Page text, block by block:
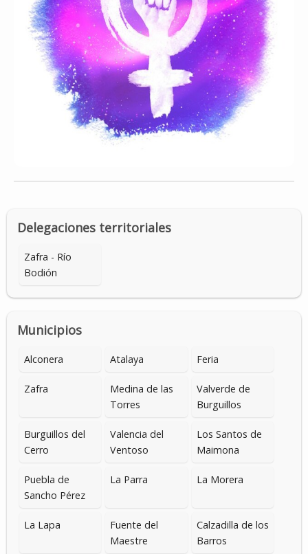
Delegaciones territoriales
Zafra - Río
Bodión
Municipios
Alconera Atalaya Feria
Zafra
Medina de las
Torres
Valverde de
Burguillos
Burguillos del
Cerro
Valencia del
Ventoso
Los Santos de
Maimona
Puebla de
Sancho Pérez
La Parra La Morera
La Lapa
Fuente del
Maestre
Calzadilla de los
Barros